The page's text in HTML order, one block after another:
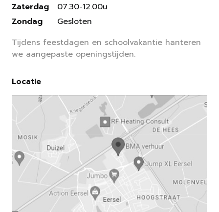
Zaterdag
Zondag
07.30-12.00u
Gesloten
Tijdens feestdagen en schoolvakantie hanteren
we aangepaste openingstijden.
Locatie